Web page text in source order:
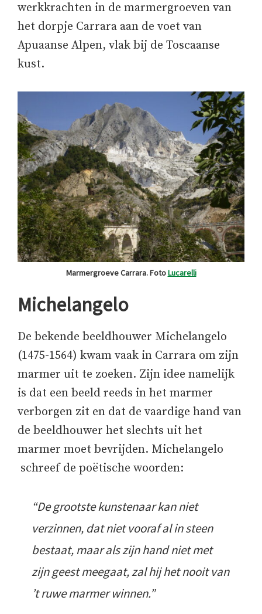
werkkrachten in de marmergroeven van
het dorpje Carrara aan de voet van
Apuaanse Alpen, vlak bij de Toscaanse
kust.
Marmergroeve Carrara. FotoLucarelli
Michelangelo
De bekende beeldhouwer Michelangelo
(1475-1564) kwam vaak in Carrara om zijn
marmer uit te zoeken. Zijn idee namelijk
is dat een beeld reeds in het marmer
verborgen zit en dat de vaardige hand van
de beeldhouwer het slechts uit het
marmer moet bevrijden. Michelangelo
schreef de poëtische woorden:
“De grootste kunstenaar kan niet
verzinnen, dat niet vooraf al in steen
bestaat, maar als zijn hand niet met
zijn geest meegaat, zal hij het nooit van
’t ruwe marmer winnen.”